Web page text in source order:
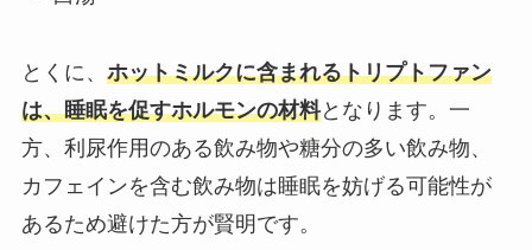
とくに、 ホットミルクに含まれるトリプトファン
は、睡眠を促すホルモンの材料となります。一
方、利尿作用のある飲み物や糖分の多い飲み物、
カフェインを含む飲み物は睡眠を妨げる可能性が
あるため避けた方が賢明です。